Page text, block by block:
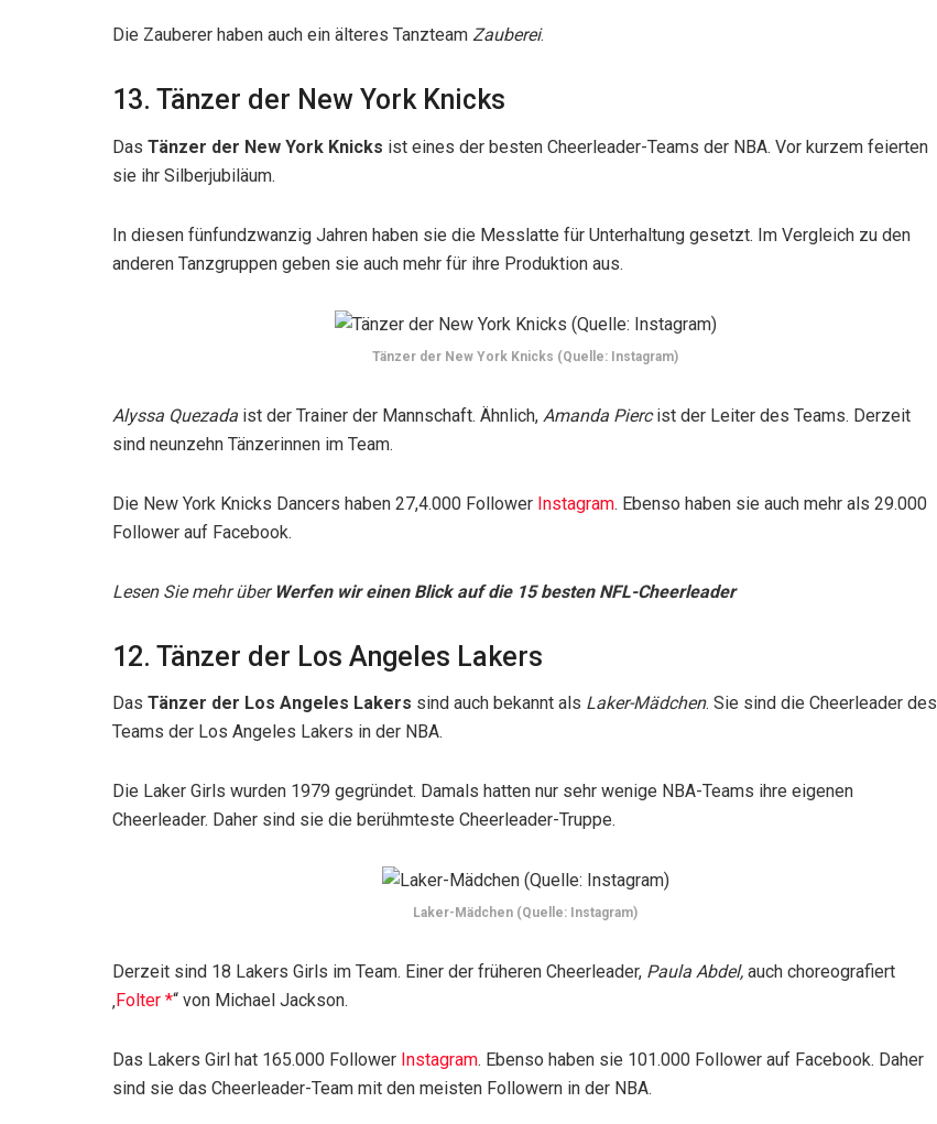
Die Zauberer haben auch ein älteres Tanzteam Zauberei.
13. Tänzer der New York Knicks
Das Tänzer der New York Knicks ist eines der besten Cheerleader-Teams der NBA. Vor kurzem feierten
sie ihr Silberjubiläum.
In diesen fünfundzwanzig Jahren haben sie die Messlatte für Unterhaltung gesetzt. Im Vergleich zu den
anderen Tanzgruppen geben sie auch mehr für ihre Produktion aus.
Tänzer der New York Knicks (Quelle: Instagram)
Alyssa Quezada ist der Trainer der Mannschaft. Ähnlich, Amanda Piercist der Leiter des Teams. Derzeit
sind neunzehn Tänzerinnen im Team.
Die New York Knicks Dancers haben 27,4.000 Follower Instagram. Ebenso haben sie auch mehr als 29.000
Follower auf Facebook.
Lesen Sie mehr überWerfen wir einen Blick auf die 15 besten NFL-Cheerleader
12. Tänzer der Los Angeles Lakers
Das Tänzer der Los Angeles Lakers sind auch bekannt als Laker-Mädchen. Sie sind die Cheerleader des
Teams der Los Angeles Lakers in der NBA.
Die Laker Girls wurden 1979 gegründet. Damals hatten nur sehr wenige NBA-Teams ihre eigenen
Cheerleader. Daher sind sie die berühmteste Cheerleader-Truppe.
Laker-Mädchen (Quelle: Instagram)
Derzeit sind 18 Lakers Girls im Team. Einer der früheren Cheerleader, Paula Abdel, auch choreografiert
‚Folter “ von Michael Jackson.
Das Lakers Girl hat 165.000 Follower Instagram. Ebenso haben sie 101.000 Follower auf Facebook. Daher
sind sie das Cheerleader-Team mit den meisten Followern in der NBA.